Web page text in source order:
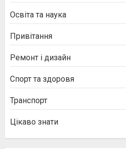
Освіта та наука
Привітання
Ремонт і дизайн
Спорт та здоровя
Транспорт
Цікаво знати